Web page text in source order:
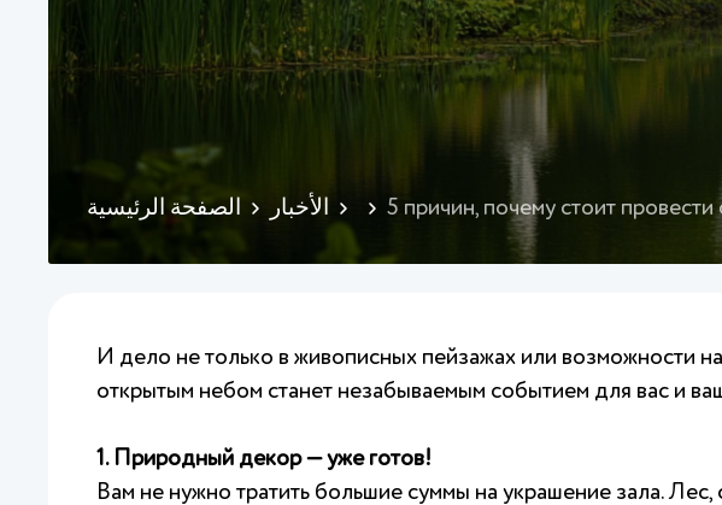
الصفحة الرئيسية الأخبار 5 причин, почему стоит
И дело не только в живописных пейзажах или возможности
открытым небом станет незабываемым событием для вас и
1. Природный декор — уже готов!
Вам не нужно тратить большие суммы на украшение зала.